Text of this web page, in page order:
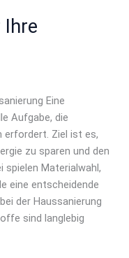
Ihre
Eine
Aufgabe, die
erfordert. Ziel ist es,
zu sparen und den
spielen Materialwahl,
eine entscheidende
der Haussanierung
sind langlebig